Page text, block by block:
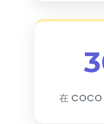
在 COCO